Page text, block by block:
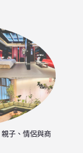
親子、情侶與商